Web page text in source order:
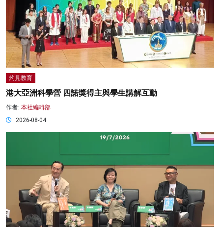
灼見教育
港大亞洲科學營 四諾獎得主與學生講解互動
作者: 本社編輯部
2026-08-04